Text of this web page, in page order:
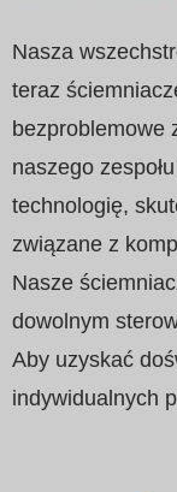
Nasza
teraz
bezproblemowe
naszego
technologię,
związane z
Nasze
dowolnym
Aby uzyskać
indywidualnych